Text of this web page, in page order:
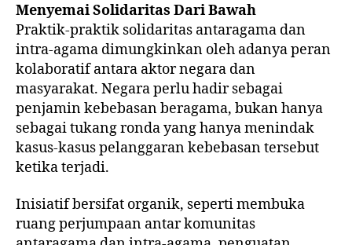
MenyemaiSolidaritas DariBawah
Praktik-praktik solidaritas antaragama dan
intra-agama dimungkinkan oleh adanya peran
kolaboratif antara aktor negara dan
masyarakat. Negara perlu hadir sebagai
penjamin kebebasan beragama, bukan hanya
sebagai tukang ronda yang hanya menindak
kasus-kasus pelanggaran kebebasan tersebut
ketika terjadi.
Inisiatif bersifat organik, seperti membuka
ruang perjumpaan antar komunitas